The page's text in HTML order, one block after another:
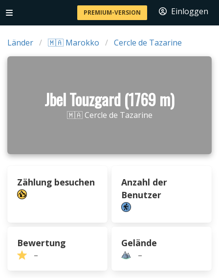
PREMIUM-VERSION Einloggen
Länder 🇲🇦 Marokko Cercle de Tazarine
Jbel Touzgard (1769 m)
🇲🇦 Cercle de Tazarine
Zählung besuchen
Anzahl der
Benutzer
Bewertung
–
Gelände
–